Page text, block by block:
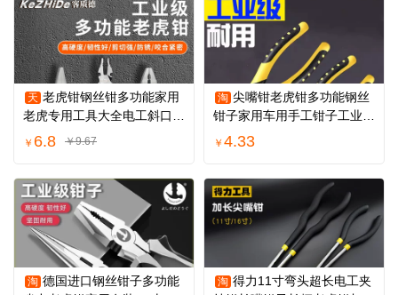
天 老虎钳钢丝钳多功能家用
老虎专用工具大全电工斜口尖
嘴工业级钳子
￥ 6.8 ￥9.67
淘 尖嘴钳老虎钳多功能钢丝
钳子家用车用手工钳子工业级
电工维修工具
￥ 4.33
淘 德国进口钢丝钳子多功能
淘 得力11寸弯头超长电工夹